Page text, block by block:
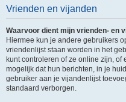
Vrienden en vijanden
Waarvoor dient mijn vrienden- en
Hiermee kun je andere gebruikers
vriendenlijst staan worden in het
kunt controleren of ze online zijn, of
mogelijk dat hun berichten, in je
gebruiker aan je vijandenlijst
standaard verborgen.